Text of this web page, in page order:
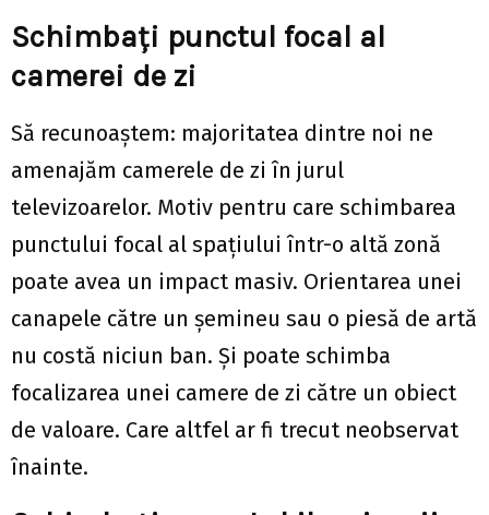
Schimbați punctul focal al
camerei de zi
Să recunoaștem: majoritatea dintre noi ne
amenajăm camerele de zi în jurul
televizoarelor. Motiv pentru care schimbarea
punctului focal al spațiului într-o altă zonă
poate avea un impact masiv. Orientarea unei
canapele către un șemineu sau o piesă de artă
nu costă niciun ban. Și poate schimba
focalizarea unei camere de zi către un obiect
de valoare. Care altfel ar fi trecut neobservat
înainte.